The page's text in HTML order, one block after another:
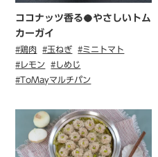
ココナッツ香る🥥やさしいトム
カーガイ
#鶏肉 #玉ねぎ
#ミニトマト
#レモン
#しめじ
#ToMayマルチパン